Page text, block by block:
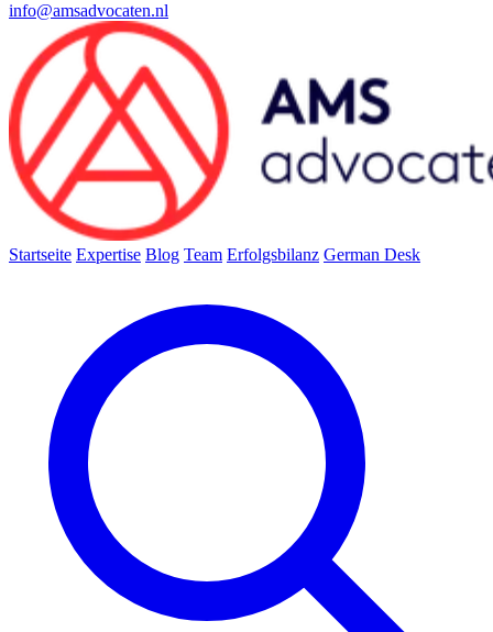
info@amsadvocaten.nl
Startseite Expertise Blog Team Erfolgsbilanz German Desk